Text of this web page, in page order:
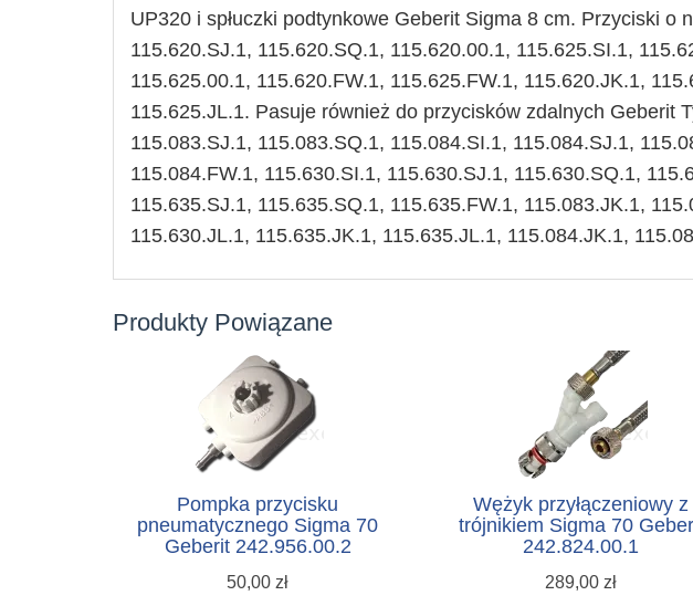
UP320 i spłuczki podtynkowe Geberit Sigma 8 cm. Przyciski o
115.620.SJ.1, 115.620.SQ.1, 115.620.00.1, 115.625.SI.1,
115.625.00.1, 115.620.FW.1, 115.625.FW.1, 115.620.JK.1,
115.625.JL.1. Pasuje również do przycisków zdalnych Geberit
115.083.SJ.1, 115.083.SQ.1, 115.084.SI.1, 115.084.SJ.1,
115.084.FW.1, 115.630.SI.1, 115.630.SJ.1, 115.630.SQ.1,
115.635.SJ.1, 115.635.SQ.1, 115.635.FW.1, 115.083.JK.1,
115.630.JL.1, 115.635.JK.1, 115.635.JL.1, 115.084.JK.1,
Produkty Powiązane
Pompka przycisku
pneumatycznego Sigma 70
Geberit 242.956.00.2
50,00 zł
Wężyk przyłączeniowy z
trójnikiem Sigma 70
242.824.00.1
289,00 zł